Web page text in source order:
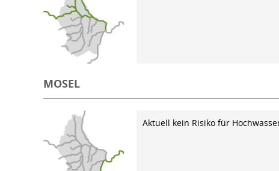
MOSEL
Aktuell kein Risiko für